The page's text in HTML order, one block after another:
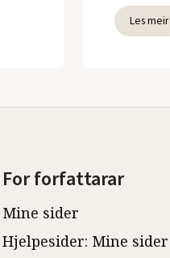
Les meir
For forfattarar
Mine sider
Hjelpesider: Mine sider